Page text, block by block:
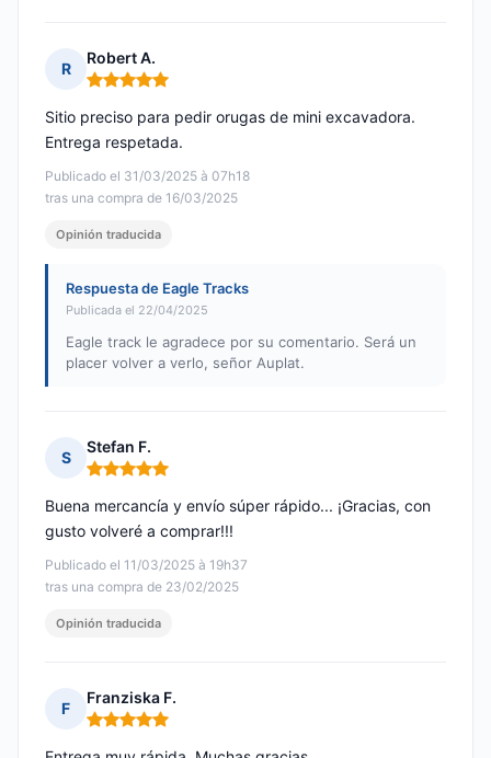
R
Robert A.
Nota: 5 de 5
Publicado el 31/03/2025 à 07h18
tras una compra de 16/03/2025
Sitio preciso para pedir orugas de mini excavadora.
Entrega respetada.
Opinión traducida
Respuesta de Eagle Tracks
Publicada el 22/04/2025
Eagle track le agradece por su comentario. Será un
placer volver a verlo, señor Auplat.
S
Stefan F.
Nota: 5 de 5
Publicado el 11/03/2025 à 19h37
tras una compra de 23/02/2025
Buena mercancía y envío súper rápido... ¡Gracias, con
gusto volveré a comprar!!!
Opinión traducida
F
Franziska F.
Nota: 5 de 5